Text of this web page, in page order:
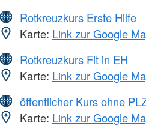
Rotkreuzkurs Erste Hilfe
Karte: Link zur Google
Rotkreuzkurs Fit in EH
Karte: Link zur Google
öffentlicher Kurs ohne
Karte: Link zur Google